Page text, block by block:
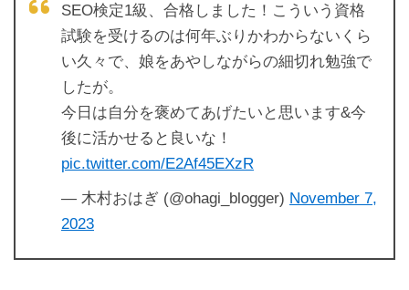
SEO検定1級、合格しました！こういう資格
試験を受けるのは何年ぶりかわからないくら
い久々で、娘をあやしながらの細切れ勉強で
したが。
今日は自分を褒めてあげたいと思います&今
後に活かせると良いな！
pic.twitter.com/E2Af45EXzR
— 木村おはぎ (@ohagi_blogger) November 7,
2023